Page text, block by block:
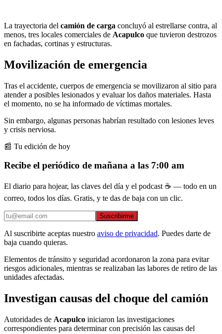
La trayectoria del camión de carga concluyó al estrellarse contra, al
menos, tres locales comerciales de Acapulco que tuvieron destrozos
en fachadas, cortinas y estructuras.
Movilización de emergencia
Tras el accidente, cuerpos de emergencia se movilizaron al sitio para
atender a posibles lesionados y evaluar los daños materiales. Hasta
el momento, no se ha informado de víctimas mortales.
Sin embargo, algunas personas habrían resultado con lesiones leves
y crisis nerviosa.
📰 Tu edición de hoy
Recibe el periódico de mañana a las 7:00 am
El diario para hojear, las claves del día y el podcast ☕ — todo en un
correo, todos los días. Gratis, y te das de baja con un clic.
Suscribirme
Al suscribirte aceptas nuestro aviso de privacidad. Puedes darte de
baja cuando quieras.
Elementos de tránsito y seguridad acordonaron la zona para evitar
riesgos adicionales, mientras se realizaban las labores de retiro de las
unidades afectadas.
Investigan causas del choque del camión
Autoridades de Acapulco iniciaron las investigaciones
correspondientes para determinar con precisión las causas del